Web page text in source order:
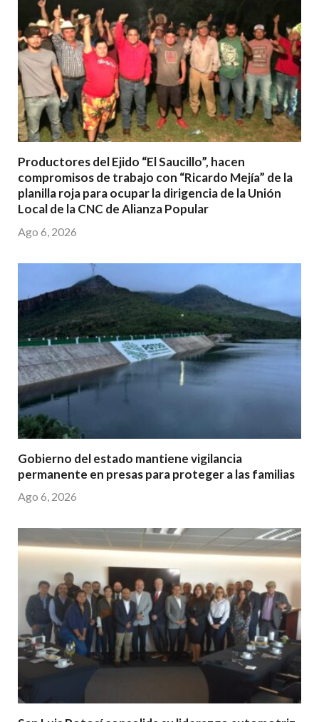
Productores del Ejido “El Saucillo”, hacen
compromisos de trabajo con “Ricardo Mejía” de la
planilla roja para ocupar la dirigencia de la Unión
Local de la CNC de Alianza Popular
Ago 6, 2026
Gobierno del estado mantiene vigilancia
permanente en presas para proteger a las familias
Ago 6, 2026